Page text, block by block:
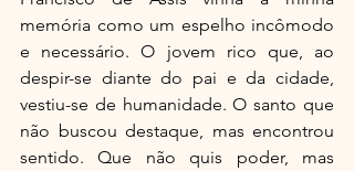
memória como um espelho incômodo
e necessário. O jovem rico que, ao
despir-se diante do pai e da cidade,
vestiu-se de humanidade. O santo que
não buscou destaque, mas encontrou
sentido. Que não quis poder, mas